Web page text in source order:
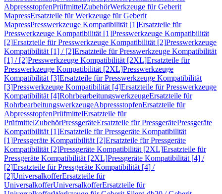
AbpressstopfenPrüfmittelZubehörWerkzeuge für Geberit
MapressErsatzteile für Werkzeuge für Geberit
MapressPresswerkzeuge Kompatibilität [1]Ersatzteile für
Presswerkzeuge Kompatibilität [1]Presswerkzeuge Kompatibilität
[2]Ersatzteile für Presswerkzeuge Kompatibilität [2]Presswerkzeuge
Kompatibilität [1] / [2]Ersatzteile für Presswerkzeuge Kompatibilität
[1] / [2]Presswerkzeuge Kompatibilität [2XL]Ersatzteile für
Presswerkzeuge Kompatibilität [2XL]Presswerkzeuge
Kompatibilität [3]Ersatzteile für Presswerkzeuge Kompatibilität
[3]Presswerkzeuge Kompatibilität [4]Ersatzteile für Presswerkzeuge
Kompatibilität [4]RohrbearbeitungswerkzeugeErsatzteile für
RohrbearbeitungswerkzeugeAbpressstopfenErsatzteile für
AbpressstopfenPrüfmittelErsatzteile für
PrüfmittelZubehörPressgeräteErsatzteile für PressgerätePressgeräte
Kompatibilität [1]Ersatzteile für Pressgeräte Kompatibilität
[1]Pressgeräte Kompatibilität [2]Ersatzteile für Pressgeräte
Kompatibilität [2]Pressgeräte Kompatibilität [2XL]Ersatzteile für
Pressgeräte Kompatibilität [2XL]Pressgeräte Kompatibilität [4] /
[2]Ersatzteile für Pressgeräte Kompatibilität [4] /
[2]UniversalkofferErsatzteile für
UniversalkofferUniversalkofferErsatzteile für